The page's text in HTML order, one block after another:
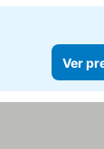
Ver